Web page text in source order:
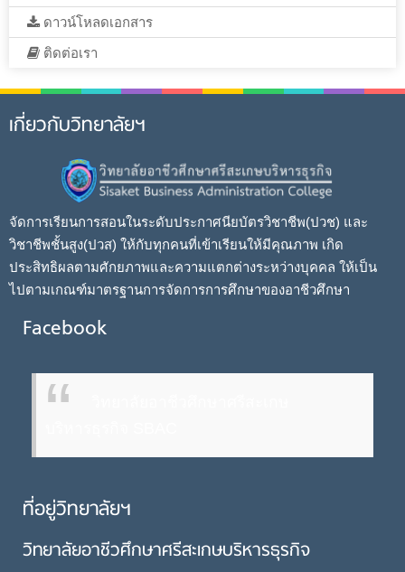
ดาวน์โหลดเอกสาร
ติดต่อเรา
เกี่ยวกับวิทยาลัยฯ
จัดการเรียนการสอนในระดับประกาศนียบัตรวิชาชีพ(ปวช) และ
วิชาชีพชั้นสูง(ปวส) ให้กับทุกคนที่เข้าเรียนให้มีคุณภาพ เกิด
ประสิทธิผลตามศักยภาพและความแตกต่างระหว่างบุคคล ให้เป็น
ไปตามเกณฑ์มาตรฐานการจัดการการศึกษาของอาชีวศึกษา
Facebook
ที่อยู่วิทยาลัยฯ
วิทยาลัยอาชีวศึกษาศรีสะเกษบริหารธุรกิจ